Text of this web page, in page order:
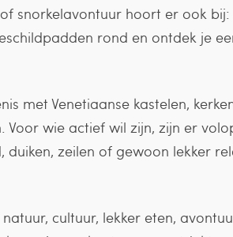
snorkelavontuur hoort er ook
rond en ontdek je
met Venetiaanse kastelen,
Voor wie actief wil zijn, zijn er
zeilen of gewoon lekker
cultuur, lekker eten,